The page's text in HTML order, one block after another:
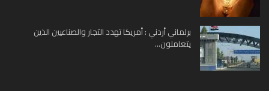
برلماني أردني : أمريكا تهدد التجار والصناعيين الذين
يتعاملون...